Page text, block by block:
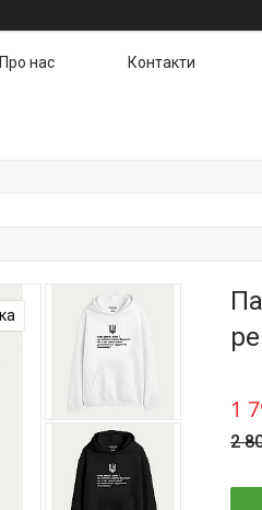
Про нас Контакти
2
1